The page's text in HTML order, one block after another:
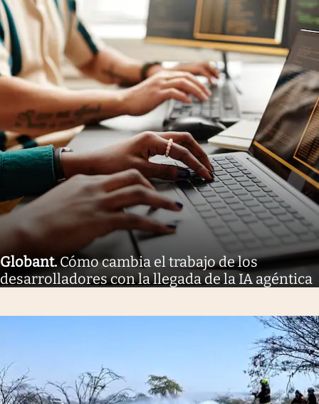
Globant. Cómo cambia el trabajo de los
desarrolladores con la llegada de la IA agéntica